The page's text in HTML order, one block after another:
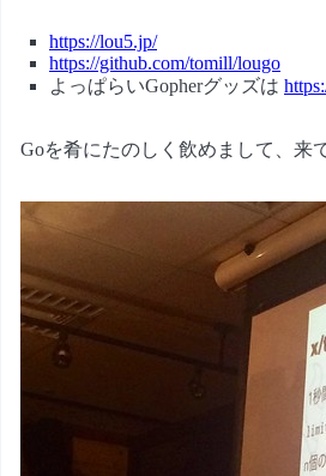
https://lou5.jp/
https://github.com/tomill/lougo
よっぱらいGopherグッズは
Goを肴にたのしく飲めまして、来